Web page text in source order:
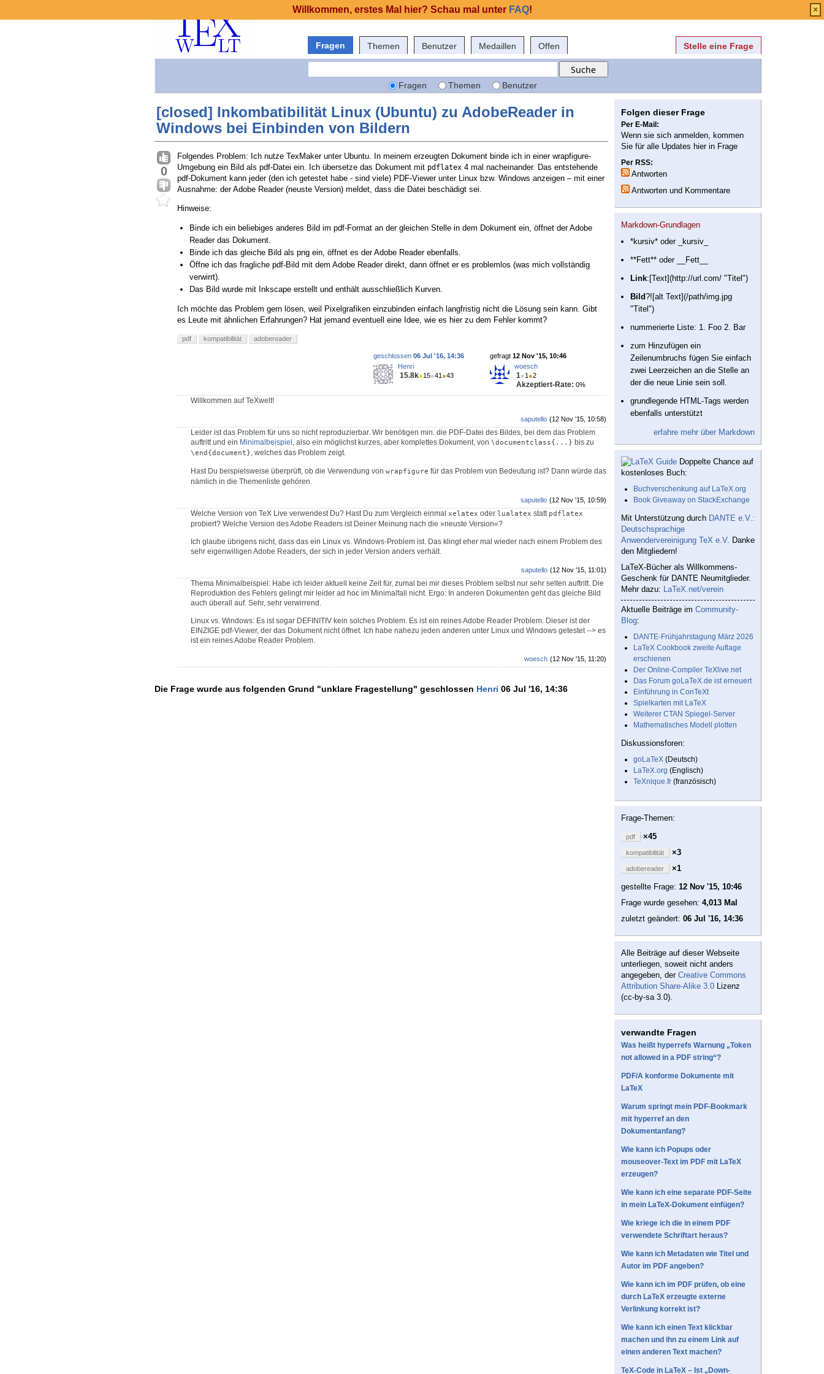
Fragen Themen Benutzer Medaillen Offen Stelle eine Frage
Fragen Themen Benutzer
[closed] Inkombatibilität Linux (Ubuntu) zu AdobeReader in
Windows bei Einbinden von Bildern
0
Folgendes Problem: Ich nutze TexMaker unter Ubuntu. In meinem erzeugten Dokument binde ich in einer wrapfigure-
Umgebung ein Bild als pdf-Datei ein. Ich übersetze das Dokument mit pdflatex 4 mal nacheinander. Das entstehende
pdf-Dokument kann jeder (den ich getestet habe - sind viele) PDF-Viewer unter Linux bzw. Windows anzeigen – mit einer
Ausnahme: der Adobe Reader (neuste Version) meldet, dass die Datei beschädigt sei.
Hinweise:
Binde ich ein beliebiges anderes Bild im pdf-Format an der gleichen Stelle in dem Dokument ein, öffnet der Adobe
Reader das Dokument.
Binde ich das gleiche Bild als png ein, öffnet es der Adobe Reader ebenfalls.
Öffne ich das fragliche pdf-Bild mit dem Adobe Reader direkt, dann öffnet er es problemlos (was mich vollständig
verwirrt).
Das Bild wurde mit Inkscape erstellt und enthält ausschließlich Kurven.
Ich möchte das Problem gern lösen, weil Pixelgrafiken einzubinden einfach langfristig nicht die Lösung sein kann. Gibt
es Leute mit ähnlichen Erfahrungen? Hat jemand eventuell eine Idee, wie es hier zu dem Fehler kommt?
pdf kompatibilität adobereader
gefragt 12 Nov '15, 10:46
woesch
1●1 ●2
Akzeptiert-Rate: 0%
geschlossen 06 Jul '16, 14:36
Henri
15.8k●15●41 ●43
Willkommen auf TeXwelt!
(12 Nov '15, 10:58)
saputello
Leider ist das Problem für uns so nicht reproduzierbar. Wir benötigen min. die PDF-Datei des Bildes, bei dem das Problem
auftritt und ein Minimalbeispiel , also ein möglichst kurzes, aber komplettes Dokument, von \documentclass{...} bis zu
\end{document}, welches das Problem zeigt.
Hast Du beispielsweise überprüft, ob die Verwendung von wrapfigure für das Problem von Bedeutung ist? Dann würde das
nämlich in die Themenliste gehören.
(12 Nov '15, 10:59)
saputello
Welche Version von TeX Live verwendest Du? Hast Du zum Vergleich einmal xelatex oder lualatex statt pdflatex
probiert? Welche Version des Adobe Readers ist Deiner Meinung nach die »neuste Version«?
Ich glaube übrigens nicht, dass das ein Linux vs. Windows-Problem ist. Das klingt eher mal wieder nach einem Problem des
sehr eigenwilligen Adobe Readers, der sich in jeder Version anders verhält.
(12 Nov '15, 11:01)
saputello
Thema Minimalbeispiel: Habe ich leider aktuell keine Zeit für, zumal bei mir dieses Problem selbst nur sehr selten auftritt. Die
Reproduktion des Fehlers gelingt mir leider ad hoc im Minimalfall nicht. Ergo: In anderen Dokumenten geht das gleiche Bild
auch überall auf. Sehr, sehr verwirrend.
Linux vs. Windows: Es ist sogar DEFINITIV kein solches Problem. Es ist ein reines Adobe Reader Problem. Dieser ist der
EINZIGE pdf-Viewer, der das Dokument nicht öffnet. Ich habe nahezu jeden anderen unter Linux und Windows getestet --> es
ist ein reines Adobe Reader Problem.
(12 Nov '15, 11:20)
woesch
Die Frage wurde aus folgenden Grund "unklare Fragestellung" geschlossen Henri 06 Jul '16, 14:36
Folgen dieser Frage
Per E-Mail:
Wenn sie sich anmelden, kommen
Sie für alle Updates hier in Frage
Per RSS:
Antworten
Antworten und Kommentare
Markdown-Grundlagen
*kursiv* oder _kursiv_
**Fett** oder __Fett__
Link:[Text](http://url.com/ "Titel")
Bild?![alt Text](/path/img.jpg
"Titel")
nummerierte Liste: 1. Foo 2. Bar
zum Hinzufügen ein
Zeilenumbruchs fügen Sie einfach
zwei Leerzeichen an die Stelle an
der die neue Linie sein soll.
grundlegende HTML-Tags werden
ebenfalls unterstützt
erfahre mehr über Markdown
Doppelte Chance auf
kostenloses Buch:
Buchverschenkung auf LaTeX.org
Book Giveaway on StackExchange
Mit Unterstützung durch DANTE e.V.:
Deutschsprachige
Anwendervereinigung TeX e.V. Danke
den Mitgliedern!
LaTeX-Bücher als Willkommens-
Geschenk für DANTE Neumitglieder.
Mehr dazu: LaTeX.net/verein
Aktuelle Beiträge im Community-
Blog:
DANTE-Frühjahrstagung März 2026
LaTeX Cookbook zweite Auflage
erschienen
Der Online-Compiler TeXlive.net
Das Forum goLaTeX.de ist erneuert
Einführung in ConTeXt
Spielkarten mit LaTeX
Weiterer CTAN Spiegel-Server
Mathematisches Modell plotten
Diskussionsforen:
goLaTeX (Deutsch)
LaTeX.org (Englisch)
TeXnique.fr (französisch)
Frage-Themen:
pdf ×45
kompatibilität ×3
adobereader
×1
gestellte Frage: 12 Nov '15, 10:46
Frage wurde gesehen: 4,013 Mal
zuletzt geändert: 06 Jul '16, 14:36
Alle Beiträge auf dieser Webseite
unterliegen, soweit nicht anders
angegeben, der Creative Commons
Attribution Share-Alike 3.0 Lizenz
(cc-by-sa 3.0).
verwandte Fragen
Was heißt hyperrefs Warnung „Token
not allowed in a PDF string“?
PDF/A konforme Dokumente mit
LaTeX
Warum springt mein PDF-Bookmark
mit hyperref an den
Dokumentanfang?
Wie kann ich Popups oder
mouseover-Text im PDF mit LaTeX
erzeugen?
Wie kann ich eine separate PDF-Seite
in mein LaTeX-Dokument einfügen?
Wie kriege ich die in einem PDF
verwendete Schriftart heraus?
Wie kann ich Metadaten wie Titel und
Autor im PDF angeben?
Wie kann ich im PDF prüfen, ob eine
durch LaTeX erzeugte externe
Verlinkung korrekt ist?
Wie kann ich einen Text klickbar
machen und ihn zu einem Link auf
einen anderen Text machen?
TeX-Code in LaTeX – Ist „Down-
Willkommen, erstes Mal hier? Schau mal unter FAQ! ×